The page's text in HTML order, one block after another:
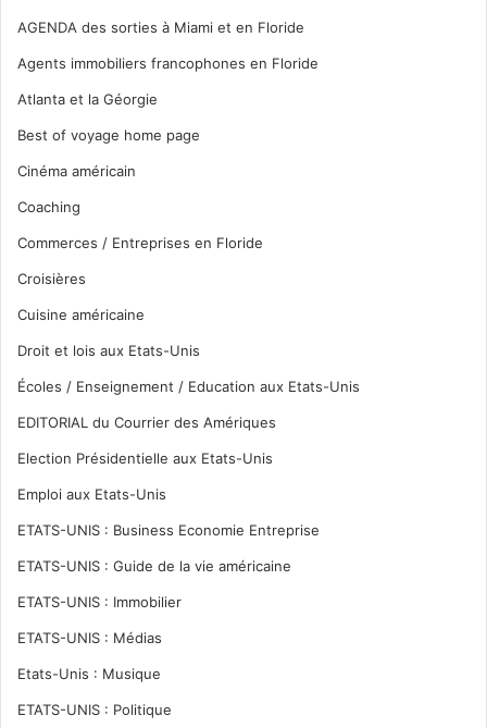
AGENDA des sorties à Miami et en Floride
Agents immobiliers francophones en Floride
Atlanta et la Géorgie
Best of voyage home page
Cinéma américain
Coaching
Commerces / Entreprises en Floride
Croisières
Cuisine américaine
Droit et lois aux Etats-Unis
Écoles / Enseignement / Education aux Etats-Unis
EDITORIAL du Courrier des Amériques
Election Présidentielle aux Etats-Unis
Emploi aux Etats-Unis
ETATS-UNIS : Business Economie Entreprise
ETATS-UNIS : Guide de la vie américaine
ETATS-UNIS : Immobilier
ETATS-UNIS : Médias
Etats-Unis : Musique
ETATS-UNIS : Politique